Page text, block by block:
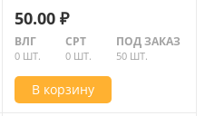
50.00 ₽
ВЛГ
0 ШТ.
СРТ
0 ШТ.
ПОД ЗАКАЗ
50 ШТ.
В корзину